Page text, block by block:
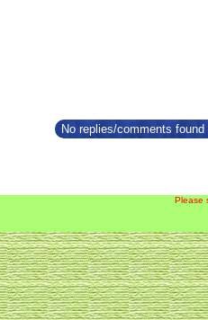
No replies/comments
Please